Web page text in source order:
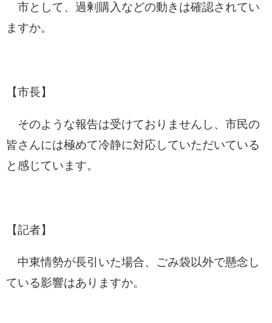
市として、過剰購入などの動きは確認されてい
ますか。
【市長】
そのような報告は受けておりませんし、市民の
皆さんには極めて冷静に対応していただいている
と感じています。
【記者】
中東情勢が長引いた場合、ごみ袋以外で懸念し
ている影響はありますか。